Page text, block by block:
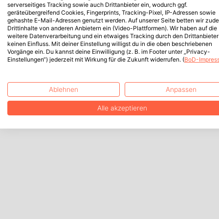
serverseitiges Tracking sowie auch Drittanbieter ein, wodurch ggf.
geräteübergreifend Cookies, Fingerprints, Tracking-Pixel, IP-Adressen sowie
gehashte E-Mail-Adressen genutzt werden. Auf unserer Seite betten wir
Drittinhalte von anderen Anbietern ein (Video-Plattformen). Wir haben auf die
weitere Datenverarbeitung und ein etwaiges Tracking durch den Drittanbieter
keinen Einfluss. Mit deiner Einstellung willigst du in die oben beschriebenen
Vorgänge ein. Du kannst deine Einwilligung (z. B. im Footer unter „Privacy-
Einstellungen“) jederzeit mit Wirkung für die Zukunft widerrufen. (BoD-
Ablehnen Anpassen
Alle akzeptieren